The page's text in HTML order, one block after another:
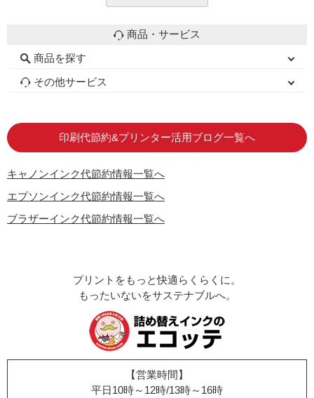
商品・サービス
商品を探す
初心者用セット
キャノンインク
エプソンインク
ブラザーインク
詰め替えインク
互換インクボトル
互換インクカートリッジ
再生インクカートリッジ
トナーカートリッジ
その他サービス
印刷代節約&プリンター活用ブログ一覧へ
キャノンインク代節約情報一覧へ
エプソンインク代節約情報一覧へ
ブラザーインク代節約情報一覧へ
プリントをもっと快適らくらくに。
もったいないをサステナブルへ。
【営業時間】
平日10時～12時/13時～16時